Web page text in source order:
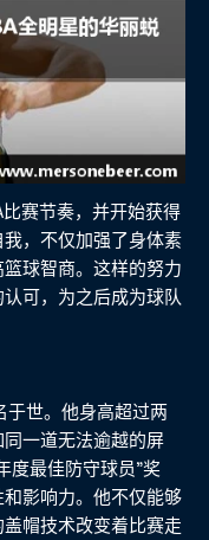
赛节奏，并开始获得
，不仅加强了身体素
球智商。这样的努力
可，为之后成为球队
于世。他身高超过两
一道无法逾越的屏
度最佳防守球员”奖
影响力。他不仅能够
帽技术改变着比赛走